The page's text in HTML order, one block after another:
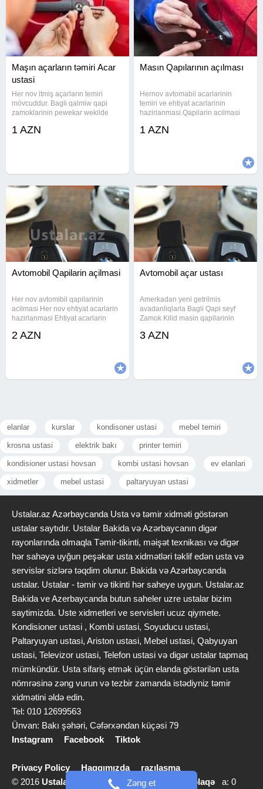
Zəng et
Maşın açarların təmiri Acar
ustasi
Her nov itmiş açarların temiri
mövcuddur. Bagli qalmiw qapi
zamoklarinin pewekar wekilde
keciririk.Maksimum səliqəli ve
1 AZN
Masın Qapılarının açılması
Hernov avtomabil acarlarinin
temiri ve ehtiyat acarlarinin
hazirlanmasi.Qapilarin acilmasi
#cilingerusta
1 AZN
Avtomobil Qapilarin açilmasi
Her nov avtomibil qapilarinin
acilmasi Her nov ehtiyat acarlarin
hazirlanmasi Ehtiyat acarlarin
edilmesi Limit ehtiyat acar yazilma
2 AZN
Avtomobil açar ustası
Amerkadan yeni getrilmis
avadanliqlarla Bagli Qapi seyf
Zamok Kilid masin qapilarinin
temir Kilid ustasi açilmasi temir
3 AZN
elanlar kurslar kondisoner ustasi mebel temiri
krosna ustasi elektrik bakı printer temiri
kondisioner ustasi hovsan kombi ustasi hovsan ev elanlari
xidmetler mebel ustasi paltaryuyan ustasi
Ustalar.az Azərbaycanda Usta və təmir xidməti göstərən
ustalar saytıdır. Ustalar Bakida və Azərbaycanın digər
rayonlarında olmaqla Təmir-tikinti, məişət texnikası və digər
hər sahəyə uyğun peşəkar usta xidmətləri təklif edən usta və
servislər sizlərə təqdim olunur. Bakida və Azərbaycanda
ustalar. Ustalar - təmir və tikinti hər saheye uygun. Ustalar.az
Bakida ve Azerbaycanda butun saheler uzre ustalar bizim
saytimizda. Uste xidmetleri ve servisleri ucuz qiymete.
Kondisioner ustasi , Kombi ustasi, Soyuducu ustasi,
Paltaryuyan ustasi, Ariston ustasi, Mebel ustasi, Qabyuyan
ustasi, Televizor ustasi, Telefon ustasi və digər ustalar tapmaq
mümkündür. Usta sifariş etmək üçün elanda göstərilən usta
nömrəsinə zəng vurun və tezbir zamanda istədiyniz təmir
xidmətini əldə edin.
Tel: 010 12699563
Ünvan: Bakı şəhəri, Cəfərxəndan küçəsi 79
Instagram
Facebook Tiktok
Privacy Policy Haqqımızda
razılaşma
© 2016 Ustalar.az info [@] ustalar.az | Bizimlə əlaqə a: 0